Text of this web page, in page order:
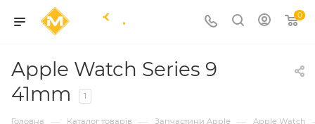
0
Apple Watch Series 9
41mm
1
Головна — Каталог товарів — Запчастини Apple — Apple Watch